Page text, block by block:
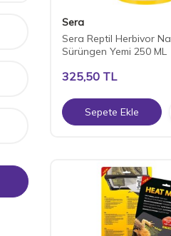
Sera
Sera Reptil Herbivor
Sürüngen Yemi 250 ML
325,50 TL
Sepete Ekle